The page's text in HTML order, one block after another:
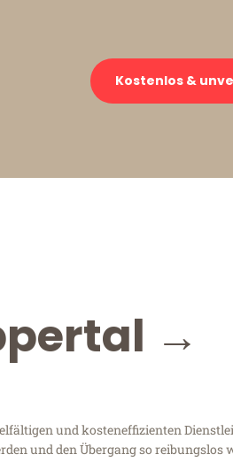
Kostenlos &
→
und kosteneffizienten
und den Übergang so reibungslos